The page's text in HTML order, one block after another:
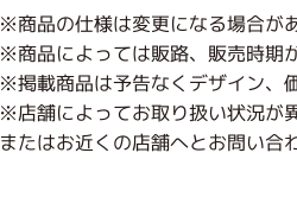
※商品の仕様は変更になる場合が
※商品によっては販路、販売時期
※掲載商品は予告なくデザイン、
※店舗によってお取り扱い状況が
またはお近くの店舗へとお問い合